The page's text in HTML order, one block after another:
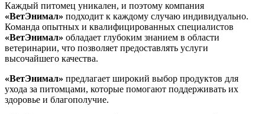
Каждый питомец уникален, и поэтому компания
«ВетЭнимал» подходит к каждому случаю индивидуально.
Команда опытных и квалифицированных специалистов
«ВетЭнимал» обладает глубоким знанием в области
ветеринарии, что позволяет предоставлять услуги
высочайшего качества.
«ВетЭнимал» предлагает широкий выбор продуктов для
ухода за питомцами, которые помогают поддерживать их
здоровье и благополучие.